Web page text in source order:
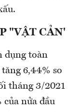
"VẬT CẢN'
dụng toàn
6,44% so
tháng 3/2021
của nửa đầu